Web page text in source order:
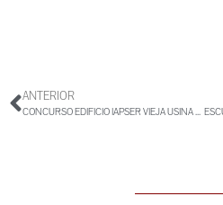
ANTERIOR
CONCURSO EDIFICIO IAPSER VIEJA USINA – PARANA, ER